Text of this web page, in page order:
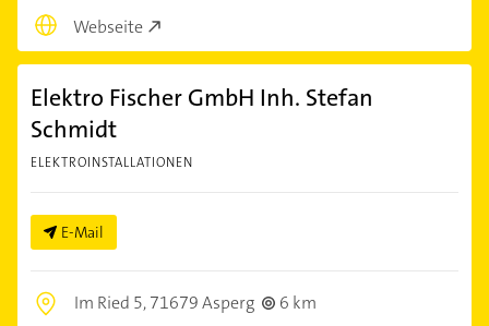
Webseite
Elektro Fischer GmbH Inh. Stefan
Schmidt
ELEKTROINSTALLATIONEN
E-Mail
Im Ried 5,71679 Asperg
6 km